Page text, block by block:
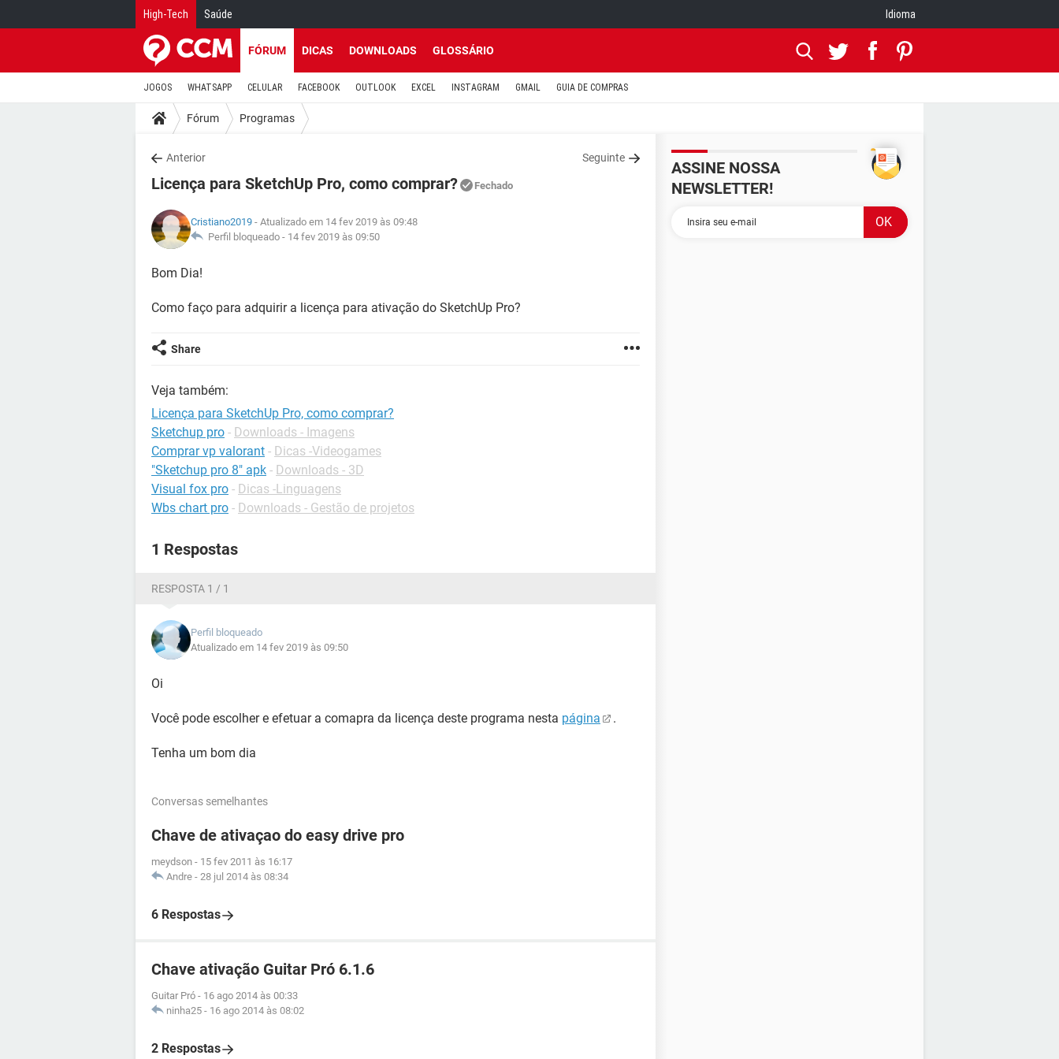
High-Tech Saúde Idioma
FÓRUM DICAS DOWNLOADS GLOSSÁRIO
JOGOS WHATSAPP CELULAR FACEBOOK OUTLOOK EXCEL INSTAGRAM GMAIL GUIA DE COMPRAS
Fórum Programas
Anterior Seguinte
Licença para SketchUp Pro, como comprar? Fechado
Cristiano2019 - Atualizado em 14 fev 2019 às 09:48
Perfil bloqueado - 14 fev 2019 às 09:50
Bom Dia!
Como faço para adquirir a licença para ativação do SketchUp Pro?
Share
Veja também:
Licença para SketchUp Pro, como comprar?
Sketchup pro - Downloads - Imagens
Comprar vp valorant - Dicas -Videogames
"Sketchup pro 8" apk - Downloads - 3D
Visual fox pro - Dicas -Linguagens
Wbs chart pro - Downloads - Gestão de projetos
1 Respostas
RESPOSTA 1 / 1
Perfil bloqueado
Atualizado em 14 fev 2019 às 09:50
Oi
Você pode escolher e efetuar a comapra da licença deste programa nesta página .
Tenha um bom dia
Conversas semelhantes
Chave de ativaçao do easy drive pro
meydson - 15 fev 2011 às 16:17
Andre - 28 jul 2014 às 08:34
6 Respostas
Chave ativação Guitar Pró 6.1.6
Guitar Pró - 16 ago 2014 às 00:33
ninha25 - 16 ago 2014 às 08:02
2 Respostas
ASSINE NOSSA
NEWSLETTER!